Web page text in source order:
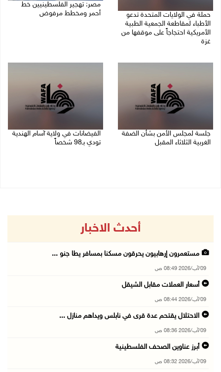
حملة في الولايات المتحدة تدعو
الأطباء لمقاطعة الجمعية الطبية
الأمريكية احتجاجاً على موقفها من
غزة
مصر: تهجير الفلسطينيين خط
أحمر ومخطط مرفوض
جلسة لمجلس الأمن بشأن الضفة
الغربية الثلاثاء المقبل
الفيضانات في ولاية آسام الهندية
تودي بـ98 شخصاً
أحدث الاخبار
مستعمرون إرهابيون يحرقون مسكنا بمسافر يطا جنو ...
09/آب/2026 08:49 ص
أسعار العملات مقابل الشيقل
09/آب/2026 08:44 ص
الاحتلال يقتحم عدة قرى في نابلس ويداهم منازل ...
09/آب/2026 08:36 ص
أبرز عناوين الصحف الفلسطينية
09/آب/2026 08:32 ص